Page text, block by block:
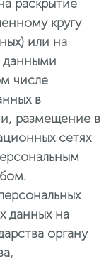
раскрытие
кругу
или на
данными
числе
в
размещение в
сетях
данных на
органу